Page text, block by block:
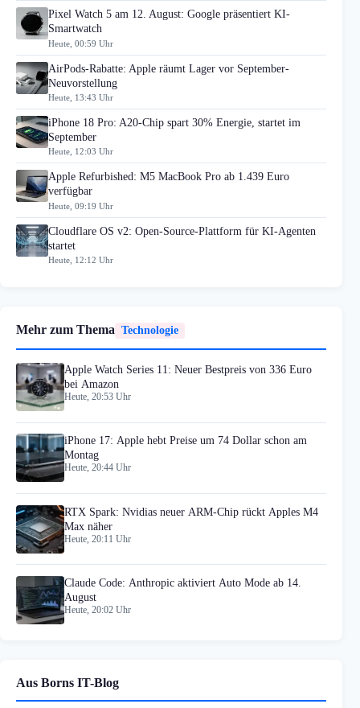
Pixel Watch 5 am 12. August: Google präsentiert KI-
Smartwatch
Heute, 00:59 Uhr
AirPods-Rabatte: Apple räumt Lager vor September-
Neuvorstellung
Heute, 13:43 Uhr
iPhone 18 Pro: A20-Chip spart 30% Energie, startet im
September
Heute, 12:03 Uhr
Apple Refurbished: M5 MacBook Pro ab 1.439 Euro
verfügbar
Heute, 09:19 Uhr
Cloudflare OS v2: Open-Source-Plattform für KI-Agenten
startet
Heute, 12:12 Uhr
Mehr zum Thema Technologie
Apple Watch Series 11: Neuer Bestpreis von 336 Euro
bei Amazon
Heute, 20:53 Uhr
iPhone 17: Apple hebt Preise um 74 Dollar schon am
Montag
Heute, 20:44 Uhr
RTX Spark: Nvidias neuer ARM-Chip rückt Apples M4
Max näher
Heute, 20:11 Uhr
Claude Code: Anthropic aktiviert Auto Mode ab 14.
August
Heute, 20:02 Uhr
Aus Borns IT-Blog